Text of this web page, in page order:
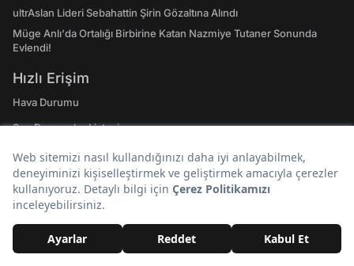
ultrAslan Lideri Sebahattin Şirin Gözaltına Alındı
Müge Anlı'da Ortalığı Birbirine Katan Nazmiye Tutaner Sonunda
Evlendi!
Hızlı Erişim
Hava Durumu
Son Depremler Listesi
Evlilik Yıl Dönümü Sözleri! En Özel Romantik, Duygusal ve Resimli
Evlilik Yıl dönümü Mesajları
Rüyada Altın Görmek: Gerçekler de Saadetiniz de Çil Çil Altınlarda
Saklı Olabilir!
Doğal Taşların Merak Edilen Tüm Etkileri, Enerjileri ve Şifa Alanları:
Hangi Doğal Taş Ne İşe Yarar?
Emojilerin Anlamları: 2023 WhatsApp, Instagram ve Twitter'da En